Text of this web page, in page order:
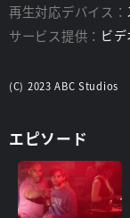
再生対応デバイス：
サービス提供： ビ
(C) 2023 ABC Studios
エピソード